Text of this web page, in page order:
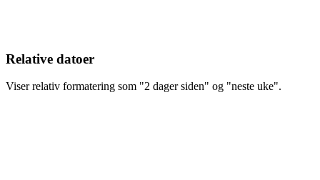
Relative datoer
Viser relativ formatering som "2 dager siden" og "neste uke".